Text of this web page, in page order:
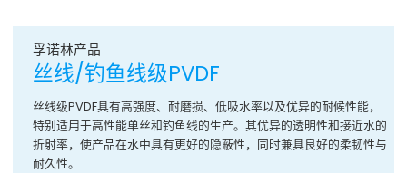
孚诺林产品
丝线/钓鱼线级PVDF
丝线级PVDF具有高强度、耐磨损、低吸水率以及优异的耐候性能，
特别适用于高性能单丝和钓鱼线的生产。其优异的透明性和接近水的
折射率，使产品在水中具有更好的隐蔽性，同时兼具良好的柔韧性与
耐久性。